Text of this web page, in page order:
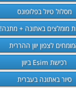
מסלול טיול בפלופונס
מומלצים באתונה + מתנה!
לצפון יוון ההררית
רכישת Esim ביוון
סיור באתונה בעברית